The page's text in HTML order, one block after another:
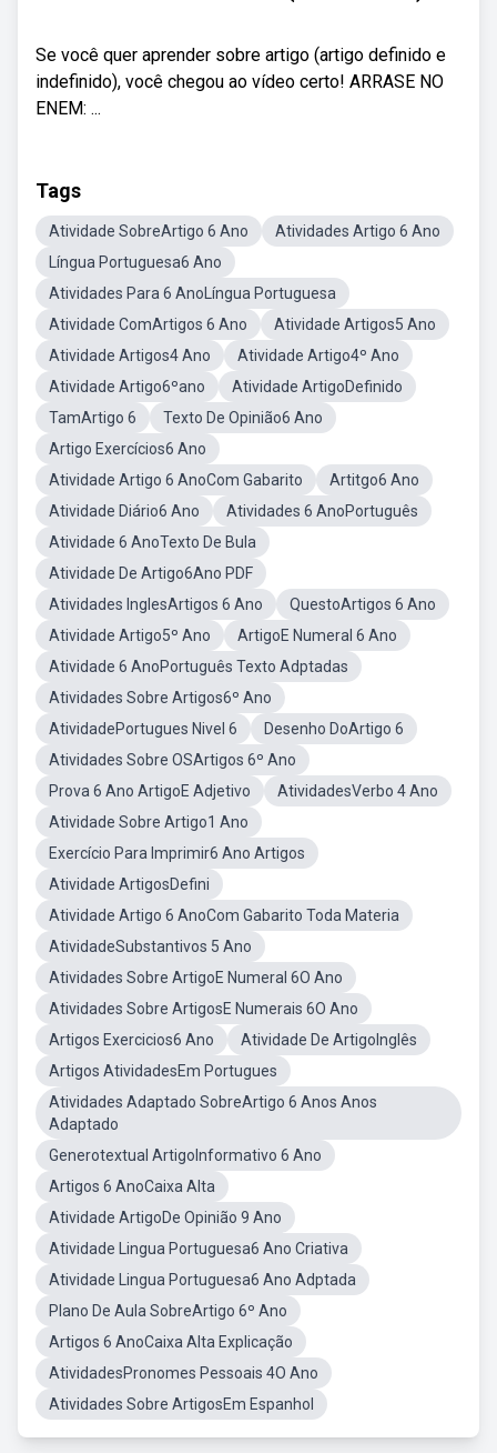
Se você quer aprender sobre artigo (artigo definido e
indefinido), você chegou ao vídeo certo! ARRASE NO
ENEM: ...
Tags
Atividade SobreArtigo 6 Ano
Atividades Artigo 6 Ano
Língua Portuguesa6 Ano
Atividades Para 6 AnoLíngua Portuguesa
Atividade ComArtigos 6 Ano
Atividade Artigos5 Ano
Atividade Artigos4 Ano
Atividade Artigo4º Ano
Atividade Artigo6ºano
Atividade ArtigoDefinido
TamArtigo 6
Texto De Opinião6 Ano
Artigo Exercícios6 Ano
Atividade Artigo 6 AnoCom Gabarito
Artitgo6 Ano
Atividade Diário6 Ano
Atividades 6 AnoPortuguês
Atividade 6 AnoTexto De Bula
Atividade De Artigo6Ano PDF
Atividades InglesArtigos 6 Ano
QuestoArtigos 6 Ano
Atividade Artigo5º Ano
ArtigoE Numeral 6 Ano
Atividade 6 AnoPortuguês Texto Adptadas
Atividades Sobre Artigos6º Ano
AtividadePortugues Nivel 6
Desenho DoArtigo 6
Atividades Sobre OSArtigos 6º Ano
Prova 6 Ano ArtigoE Adjetivo
AtividadesVerbo 4 Ano
Atividade Sobre Artigo1 Ano
Exercício Para Imprimir6 Ano Artigos
Atividade ArtigosDefini
Atividade Artigo 6 AnoCom Gabarito Toda Materia
AtividadeSubstantivos 5 Ano
Atividades Sobre ArtigoE Numeral 6O Ano
Atividades Sobre ArtigosE Numerais 6O Ano
Artigos Exercicios6 Ano
Atividade De ArtigoInglês
Artigos AtividadesEm Portugues
Atividades Adaptado SobreArtigo 6 Anos Anos
Adaptado
Generotextual ArtigoInformativo 6 Ano
Artigos 6 AnoCaixa Alta
Atividade ArtigoDe Opinião 9 Ano
Atividade Lingua Portuguesa6 Ano Criativa
Atividade Lingua Portuguesa6 Ano Adptada
Plano De Aula SobreArtigo 6º Ano
Artigos 6 AnoCaixa Alta Explicação
AtividadesPronomes Pessoais 4O Ano
Atividades Sobre ArtigosEm Espanhol